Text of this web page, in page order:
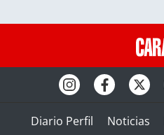
Diario Perfil Noticias